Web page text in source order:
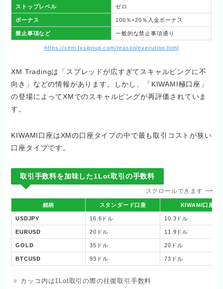
ストップレベル ゼロ
ボーナス 100％+20％入金ボーナス
禁止事項など 一般的な禁止事項通り
https://xem.fxsignup.com/reason/execution.html
XM Tradingは「スプレッドが広すぎてスキャルピングに不
向き」などの情報があります。しかし、「KIWAMI極口座」
の登場によってXMでのスキャルピングが再評価されていま
す。
KIWAMI口座はXMの口座タイプの中で最も取引コストが狭い
口座タイプです。
取引手数料を加味した1Lot取引の手数料
スクロールできます
銘柄 スタンダード口座 KIWAMI口座
USDJPY 16.6ドル 10.3ドル
EURUSD 20ドル 11.9ドル
GOLD 35ドル 20ドル
BTCUSD 93ドル 73ドル
カッコ内は1Lot取引の際の往復取引手数料